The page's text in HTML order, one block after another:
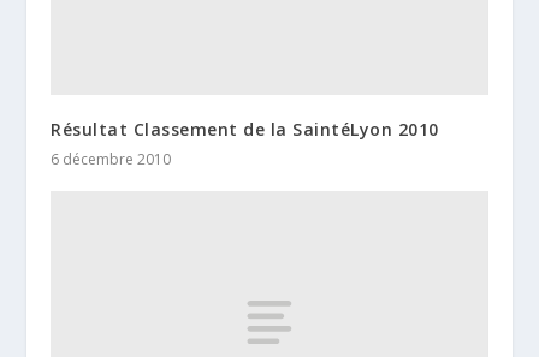
Résultat Classement de la SaintéLyon 2010
6 décembre 2010